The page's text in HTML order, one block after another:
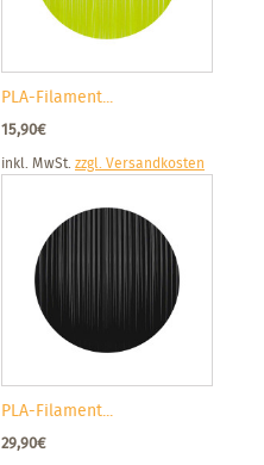
PLA-Filament...
15,90€
inkl. MwSt. zzgl. Versandkosten
PLA-Filament...
29,90€